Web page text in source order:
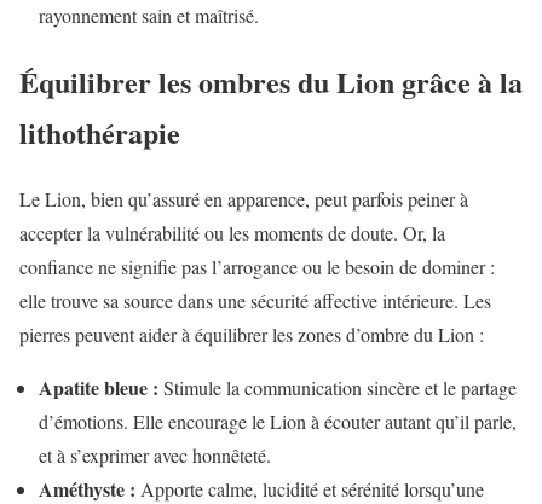
rayonnement sain et maîtrisé.
Équilibrer les ombres du Lion grâce à la
lithothérapie
Le Lion, bien qu’assuré en apparence, peut parfois peiner à
accepter la vulnérabilité ou les moments de doute. Or, la
confiance ne signifie pas l’arrogance ou le besoin de dominer :
elle trouve sa source dans une sécurité affective intérieure. Les
pierres peuvent aider à équilibrer les zones d’ombre du Lion :
Apatite bleue : Stimule la communication sincère et le partage
d’émotions. Elle encourage le Lion à écouter autant qu’il parle,
et à s’exprimer avec honnêteté.
Améthyste : Apporte calme, lucidité et sérénité lorsqu’une